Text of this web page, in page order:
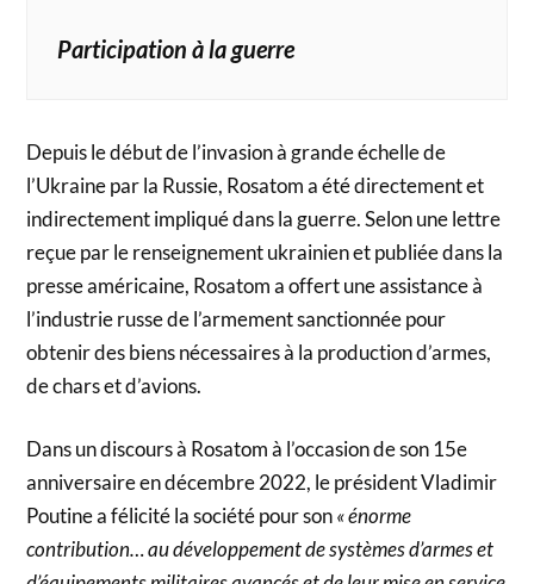
Participation à la guerre
Depuis le début de l’invasion à grande échelle de
l’Ukraine par la Russie, Rosatom a été directement et
indirectement impliqué dans la guerre. Selon une lettre
reçue par le renseignement ukrainien et publiée dans la
presse américaine, Rosatom a offert une assistance à
l’industrie russe de l’armement sanctionnée pour
obtenir des biens nécessaires à la production d’armes,
de chars et d’avions.
Dans un discours à Rosatom à l’occasion de son 15e
anniversaire en décembre 2022, le président Vladimir
Poutine a félicité la société pour son« énorme
contribution… au développement de systèmes d’armes et